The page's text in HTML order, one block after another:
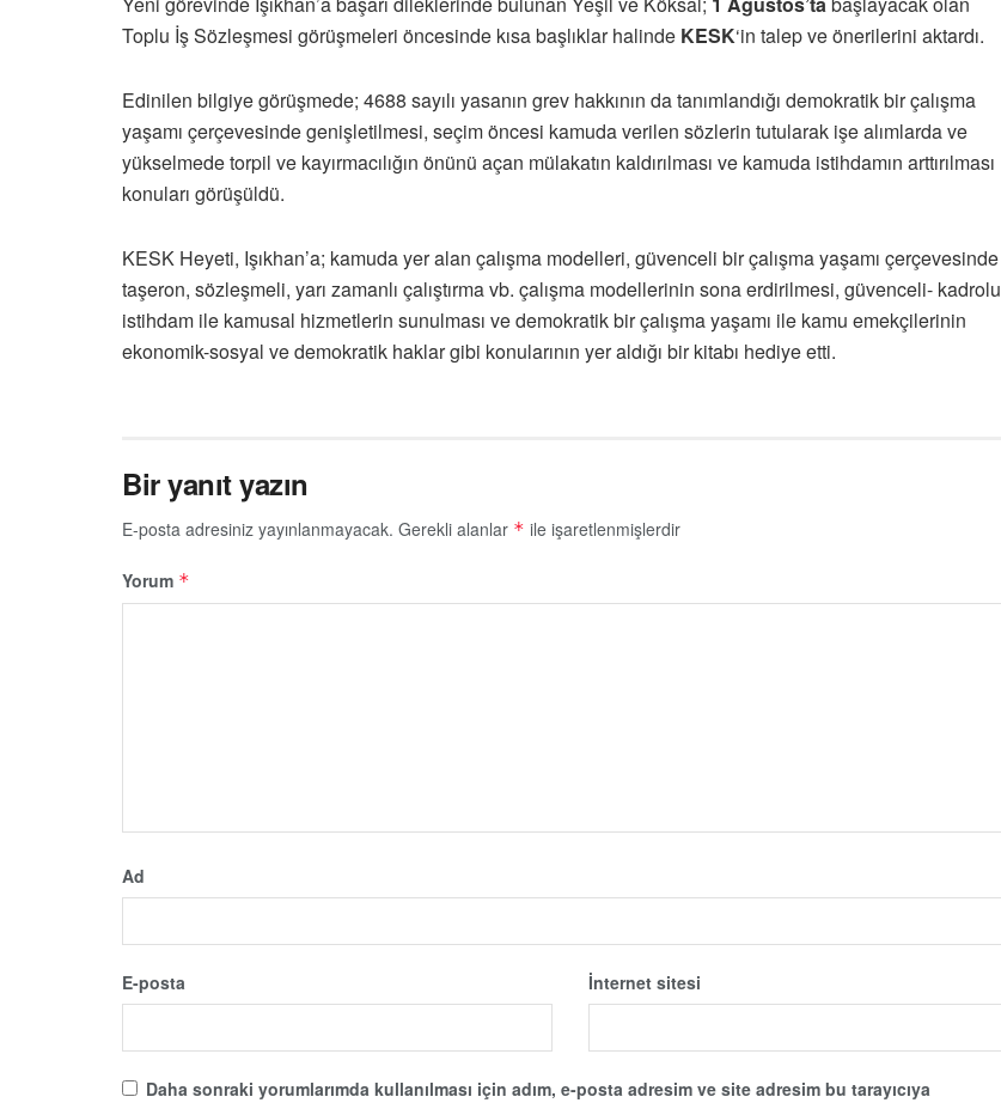
Toplu İş Sözleşmesi görüşmeleri öncesinde kısa başlıklar halinde KESK‘in talep ve önerilerini aktardı.
Edinilen bilgiye görüşmede; 4688 sayılı yasanın grev hakkının da tanımlandığı demokratik bir çalışma
yaşamı çerçevesinde genişletilmesi, seçim öncesi kamuda verilen sözlerin tutularak işe alımlarda ve
yükselmede torpil ve kayırmacılığın önünü açan mülakatın kaldırılması ve kamuda istihdamın arttırılması
konuları görüşüldü.
KESK Heyeti, Işıkhan’a; kamuda yer alan çalışma modelleri, güvenceli bir çalışma yaşamı çerçevesinde
taşeron, sözleşmeli, yarı zamanlı çalıştırma vb. çalışma modellerinin sona erdirilmesi, güvenceli- kadrolu
istihdam ile kamusal hizmetlerin sunulması ve demokratik bir çalışma yaşamı ile kamu emekçilerinin
ekonomik-sosyal ve demokratik haklar gibi konularının yer aldığı bir kitabı hediye etti.
Bir yanıt yazın
E-posta adresiniz yayınlanmayacak. Gerekli alanlar * ile işaretlenmişlerdir
Yorum *
Ad
E-posta İnternet sitesi
Daha sonraki yorumlarımda kullanılması için adım, e-posta adresim ve site adresim bu tarayıcıya